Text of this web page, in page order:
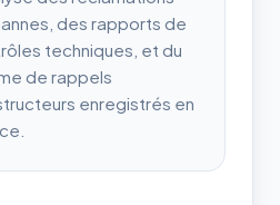
des rapports de
techniques, et du
de rappels
enregistrés en